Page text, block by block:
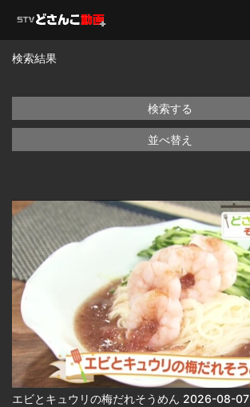
検索結果
検索する
並べ替え
エビとキュウリの梅だれそうめん 2026-08-07